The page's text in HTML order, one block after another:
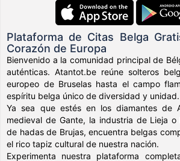
Plataforma de Citas Belga
Corazón de Europa
Bienvenido a la comunidad principal de
auténticas. Atantot.be reúne solteros
europeo de Bruselas hasta el campo
espíritu belga único de diversidad y unidad.
Ya sea que estés en los diamantes de
medieval de Gante, la industria de Lieja
de hadas de Brujas, encuentra belgas
el rico tapiz cultural de nuestra nación.
Experimenta nuestra plataforma